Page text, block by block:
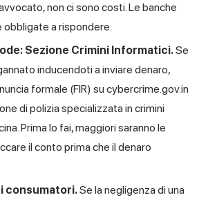
non ci sono costi. Le banche
a rispondere.
Sezione Crimini Informatici.Se
inducendoti a inviare denaro,
formale (FIR) su cybercrime.gov.in
di polizia specializzata in crimini
Prima lo fai, maggiori saranno le
il conto prima che il denaro
consumatori.Se la negligenza di una